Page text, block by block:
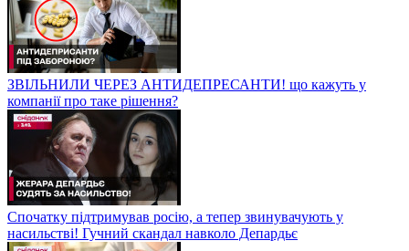
ЗВІЛЬНИЛИ ЧЕРЕЗ АНТИДЕПРЕСАНТИ! що кажуть у
компанії про таке рішення?
Спочатку підтримував росію, а тепер звинувачують у
насильстві! Гучний скандал навколо Депардьє